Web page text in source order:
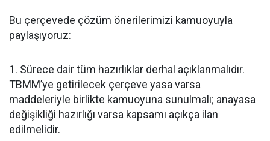
Bu çerçevede çözüm önerilerimizi kamuoyuyla
paylaşıyoruz:
1. Sürece dair tüm hazırlıklar derhal açıklanmalıdır.
TBMM’ye getirilecek çerçeve yasa varsa
maddeleriyle birlikte kamuoyuna sunulmalı; anayasa
değişikliği hazırlığı varsa kapsamı açıkça ilan
edilmelidir.